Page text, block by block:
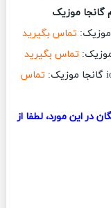
گانجا موزیک
تماس بگیرید
تماس بگیرید
تماس
در این مورد، لطفا از